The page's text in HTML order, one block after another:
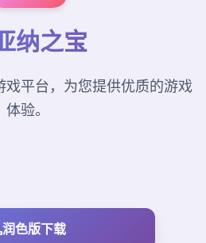
纳之宝
戏平台，为您提供优质的游戏
体验。
润色版下载